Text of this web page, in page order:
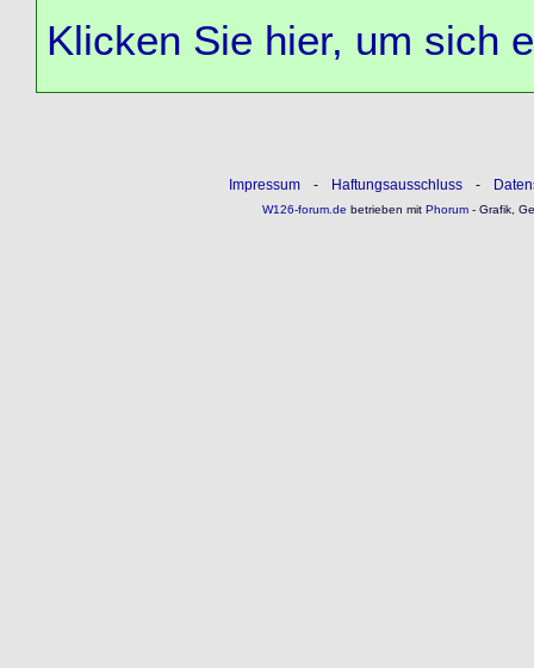
Klicken Sie hier, um sich
Impressum - Haftungsausschluss -
W126-forum.de betrieben mitPhorum- Grafik,